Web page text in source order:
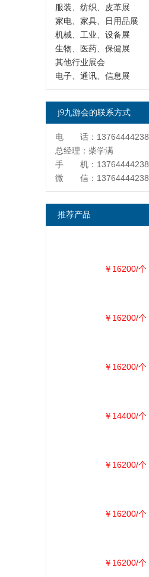
服装、纺织、皮革展
家电、家具、日用品展
机械、工业、设备展
生物、医药、保健展
其他行业展会
电子、通讯、信息展
j9九游会的联系方式
电 话：13764444238
总经理：柴学满
手 机：13764444238
微 信：13764444238
推荐产品
￥16200/个
￥16200/个
￥16200/个
￥14400/个
￥16200/个
￥16200/个
￥16200/个